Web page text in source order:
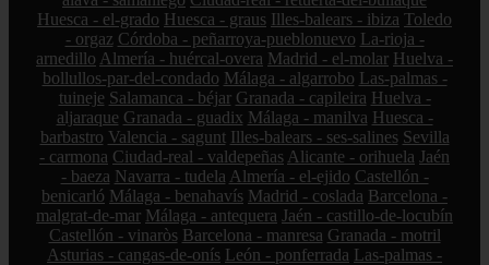
Huesca - el-grado Huesca - graus Illes-balears - ibiza Toledo
- orgaz Córdoba - peñarroya-pueblonuevo La-rioja -
arnedillo Almería - huércal-overa Madrid - el-molar Huelva -
bollullos-par-del-condado Málaga - algarrobo Las-palmas -
tuineje Salamanca - béjar Granada - capileira Huelva -
aljaraque Granada - guadix Málaga - manilva Huesca -
barbastro Valencia - sagunt Illes-balears - ses-salines Sevilla
- carmona Ciudad-real - valdepeñas Alicante - orihuela Jaén
- baeza Navarra - tudela Almería - el-ejido Castellón -
benicarló Málaga - benahavís Madrid - coslada Barcelona -
malgrat-de-mar Málaga - antequera Jaén - castillo-de-locubín
Castellón - vinaròs Barcelona - manresa Granada - motril
Asturias - cangas-de-onís León - ponferrada Las-palmas -